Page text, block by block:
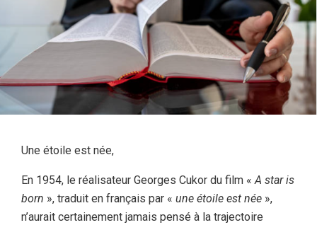
Une étoile est née,
En 1954, le réalisateur Georges Cukor du film «A star is
born », traduit en français par « une étoile est née »,
n’aurait certainement jamais pensé à la trajectoire